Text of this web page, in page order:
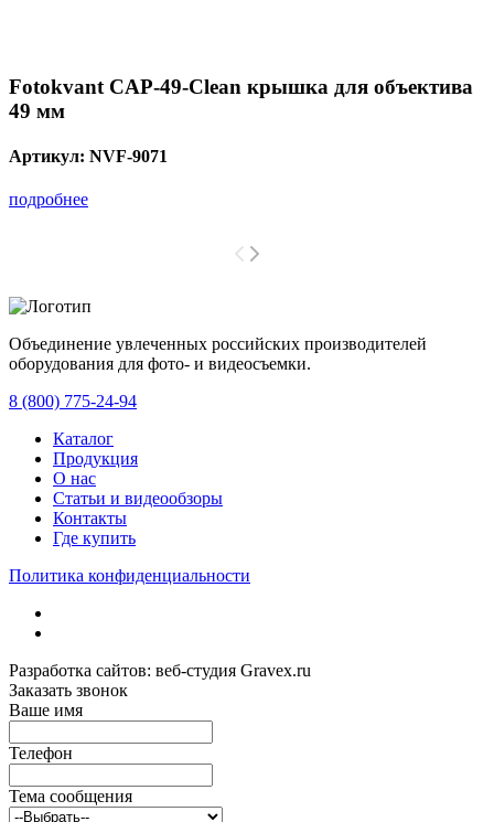
Fotokvant CAP-49-Clean крышка для объектива
49 мм
Артикул: NVF-9071
подробнее
Объединение увлеченных российских производителей
оборудования для фото- и видеосъемки.
8 (800) 775-24-94
Каталог
Продукция
О нас
Статьи и видеообзоры
Контакты
Где купить
Политика конфиденциальности
Разработка сайтов: веб-студия Gravex.ru
Заказать звонок
Ваше имя
Телефон
Тема сообщения